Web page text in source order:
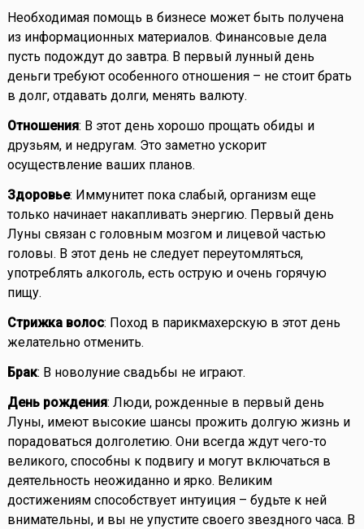
Необходимая помощь в бизнесе может быть получена
из информационных материалов. Финансовые дела
пусть подождут до завтра. В первый лунный день
деньги требуют особенного отношения – не стоит брать
в долг, отдавать долги, менять валюту.
Отношения: В этот день хорошо прощать обиды и
друзьям, и недругам. Это заметно ускорит
осуществление ваших планов.
Здоровье: Иммунитет пока слабый, организм еще
только начинает накапливать энергию. Первый день
Луны связан с головным мозгом и лицевой частью
головы. В этот день не следует переутомляться,
употреблять алкоголь, есть острую и очень горячую
пищу.
Стрижка волос: Поход в парикмахерскую в этот день
желательно отменить.
Брак: В новолуние свадьбы не играют.
День рождения: Люди, рожденные в первый день
Луны, имеют высокие шансы прожить долгую жизнь и
порадоваться долголетию. Они всегда ждут чего-то
великого, способны к подвигу и могут включаться в
деятельность неожиданно и ярко. Великим
достижениям способствует интуиция – будьте к ней
внимательны, и вы не упустите своего звездного часа. В